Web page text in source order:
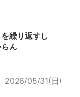
繰り返すし
ん
2026/05/31(日)